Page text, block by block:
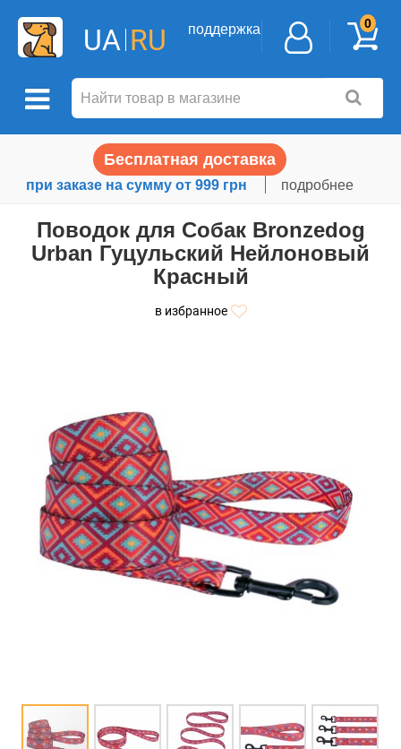
UA RU поддержка 0
Бесплатная доставка
при заказе на сумму от 999 грн подробнее
Поводок для Собак Bronzedog
Urban Гуцульский Нейлоновый
Красный
в избранное